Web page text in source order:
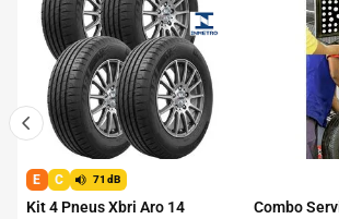
E C 71dB
Kit 4 Pneus Xbri Aro 14
Combo